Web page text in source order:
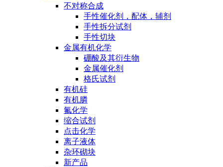
不对称合成
手性催化剂，配体，辅剂
手性拆分试剂
手性切块
金属有机化学
硼酸及其衍生物
金属催化剂
格氏试剂
有机硅
有机膦
氟化学
缩合试剂
点击化学
离子液体
杂环砌块
新产品